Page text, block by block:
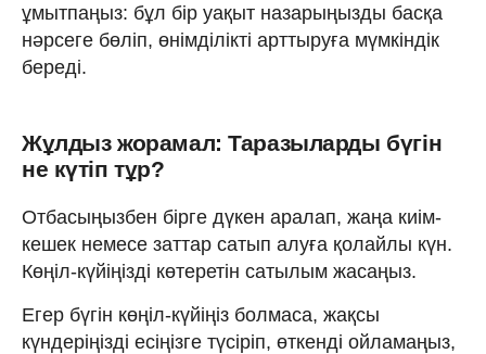
ұмытпаңыз: бұл бір уақыт назарыңызды басқа
нәрсеге бөліп, өнімділікті арттыруға мүмкіндік
береді.
Жұлдыз жорамал: Таразыларды бүгін
не күтіп тұр?
Отбасыңызбен бірге дүкен аралап, жаңа киім-
кешек немесе заттар сатып алуға қолайлы күн.
Көңіл-күйіңізді көтеретін сатылым жасаңыз.
Егер бүгін көңіл-күйіңіз болмаса, жақсы
күндеріңізді есіңізге түсіріп, өткенді ойламаңыз,